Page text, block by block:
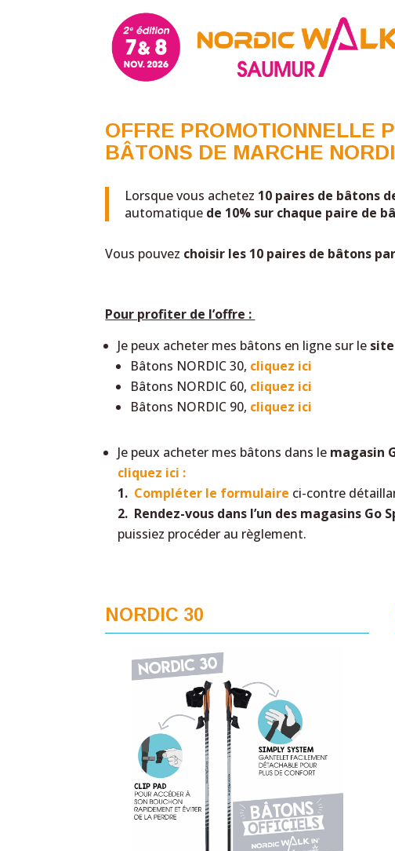
OFFRE PROMOTIONNELLE
BÂTONS DE MARCHE
Lorsque vous achetez 10 paires de bâtons
automatique de 10% sur chaque paire de
Vous pouvez choisir les 10 paires de bâtons
Pour profiter de l’offre :
Je peux acheter mes bâtons en ligne sur le
Bâtons NORDIC 30, cliquez ici
Bâtons NORDIC 60, cliquez ici
Bâtons NORDIC 90, cliquez ici
Je peux acheter mes bâtons dans le magasin
cliquez ici :
1. Compléter le formulaire ci-contre
2. Rendez-vous dans l’un des magasins Go
puissiez procéder au règlement.
NORDIC 30